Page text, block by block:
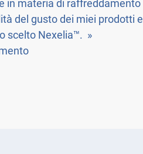
in materia di raffreddamento
del gusto dei miei prodotti e
scelto Nexelia™. »